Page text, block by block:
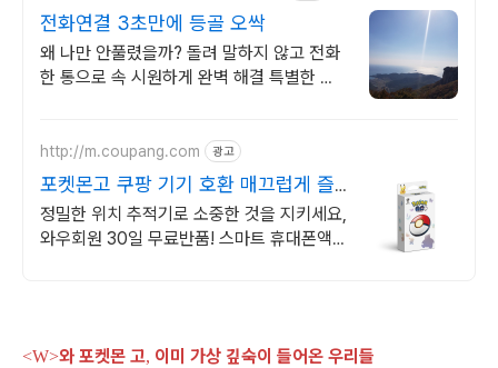
전화연결 3초만에 등골 오싹
왜 나만 안풀렸을까? 돌려 말하지 않고 전화
한 통으로 속 시원하게 완벽 해결 특별한 신
http://m.coupang.com 광고
포켓몬고 쿠팡 기기 호환 매끄럽게 즐
겨요
정밀한 위치 추적기로 소중한 것을 지키세요,
와우회원 30일 무료반품! 스마트 휴대폰액
<W>와 포켓몬 고, 이미 가상 깊숙이 들어온 우리들